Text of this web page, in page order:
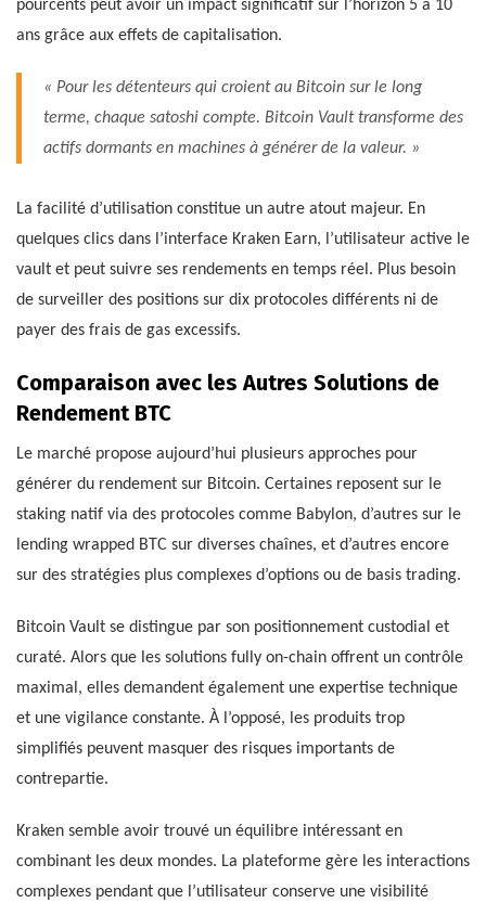
pourcents peut avoir un impact significatif sur l’horizon 5 à 10
ans grâce aux effets de capitalisation.
« Pour les détenteurs qui croient au Bitcoin sur le long
terme, chaque satoshi compte. Bitcoin Vault transforme des
actifs dormants en machines à générer de la valeur. »
La facilité d’utilisation constitue un autre atout majeur. En
quelques clics dans l’interface Kraken Earn, l’utilisateur active le
vault et peut suivre ses rendements en temps réel. Plus besoin
de surveiller des positions sur dix protocoles différents ni de
payer des frais de gas excessifs.
Comparaison avec les Autres Solutions de
Rendement BTC
Le marché propose aujourd’hui plusieurs approches pour
générer du rendement sur Bitcoin. Certaines reposent sur le
staking natif via des protocoles comme Babylon, d’autres sur le
lending wrapped BTC sur diverses chaînes, et d’autres encore
sur des stratégies plus complexes d’options ou de basis trading.
Bitcoin Vault se distingue par son positionnement custodial et
curaté. Alors que les solutions fully on-chain offrent un contrôle
maximal, elles demandent également une expertise technique
et une vigilance constante. À l’opposé, les produits trop
simplifiés peuvent masquer des risques importants de
contrepartie.
Kraken semble avoir trouvé un équilibre intéressant en
combinant les deux mondes. La plateforme gère les interactions
complexes pendant que l’utilisateur conserve une visibilité